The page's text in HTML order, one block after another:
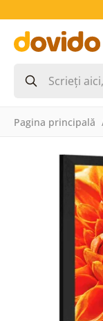
Pagina principală